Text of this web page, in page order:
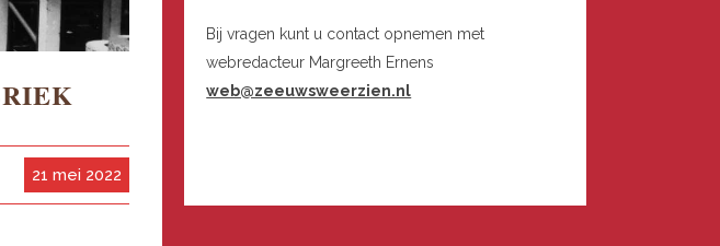
21 mei 2022
Bij vragen kunt u contact opnemen met
webredacteur Margreeth Ernens
web@zeeuwsweerzien.nl